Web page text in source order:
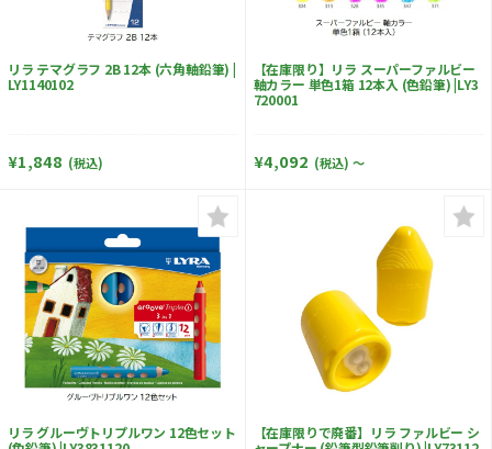
リラ テマグラフ 2B 12本 (六角軸鉛筆) |
LY1140102
¥1,848 (税込)
【在庫限り】リラ スーパーファルビー
軸カラー 単色1箱 12本入 (色鉛筆) |LY3
720001
¥4,092 (税込) ～
リラ グルーヴトリプルワン 12色セット
【在庫限りで廃番】リラ ファルビー シ